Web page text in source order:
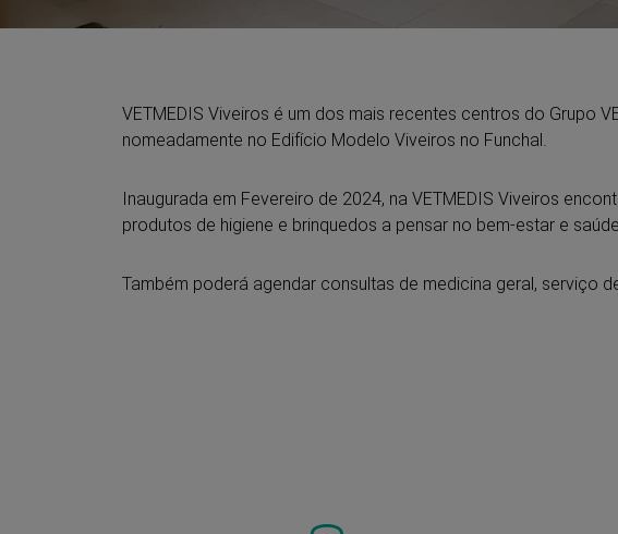
VETMEDIS Viveiros é um dos mais recentes centros do Grupo
nomeadamente no Edifício Modelo Viveiros no Funchal.
Inaugurada em Fevereiro de 2024, na VETMEDIS Viveiros
produtos de higiene e brinquedos a pensar no bem-estar e
Também poderá agendar consultas de medicina geral, serviço